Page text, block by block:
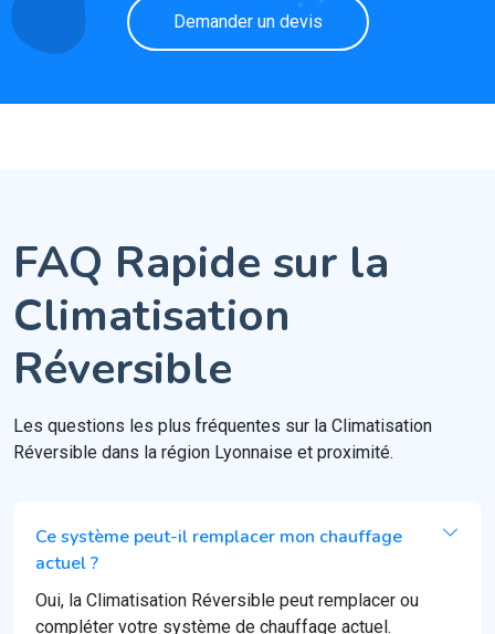
Demander un devis
FAQ Rapide sur la
Climatisation
Réversible
Les questions les plus fréquentes sur la Climatisation
Réversible dans la région Lyonnaise et proximité.
Ce système peut-il remplacer mon chauffage
actuel ?
Oui, la Climatisation Réversible peut remplacer ou
compléter votre système de chauffage actuel.